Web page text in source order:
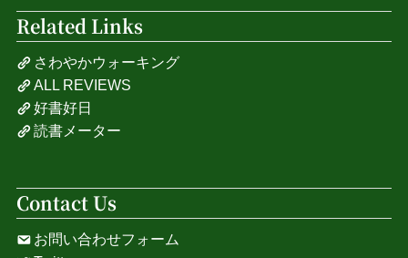
Related Links
さわやかウォーキング
ALL REVIEWS
好書好日
読書メーター
Contact Us
お問い合わせフォーム